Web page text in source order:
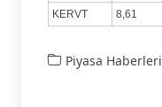
KERVT
8,61
Piyasa Haberleri